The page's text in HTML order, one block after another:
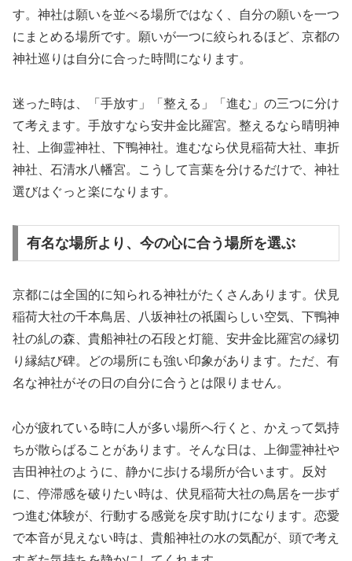
す。神社は願いを並べる場所ではなく、自分の願いを一つ
にまとめる場所です。願いが一つに絞られるほど、京都の
神社巡りは自分に合った時間になります。
迷った時は、「手放す」「整える」「進む」の三つに分け
て考えます。手放すなら安井金比羅宮。整えるなら晴明神
社、上御霊神社、下鴨神社。進むなら伏見稲荷大社、車折
神社、石清水八幡宮。こうして言葉を分けるだけで、神社
選びはぐっと楽になります。
有名な場所より、今の心に合う場所を選ぶ
京都には全国的に知られる神社がたくさんあります。伏見
稲荷大社の千本鳥居、八坂神社の祇園らしい空気、下鴨神
社の糺の森、貴船神社の石段と灯籠、安井金比羅宮の縁切
り縁結び碑。どの場所にも強い印象があります。ただ、有
名な神社がその日の自分に合うとは限りません。
心が疲れている時に人が多い場所へ行くと、かえって気持
ちが散らばることがあります。そんな日は、上御霊神社や
吉田神社のように、静かに歩ける場所が合います。反対
に、停滞感を破りたい時は、伏見稲荷大社の鳥居を一歩ず
つ進む体験が、行動する感覚を戻す助けになります。恋愛
で本音が見えない時は、貴船神社の水の気配が、頭で考え